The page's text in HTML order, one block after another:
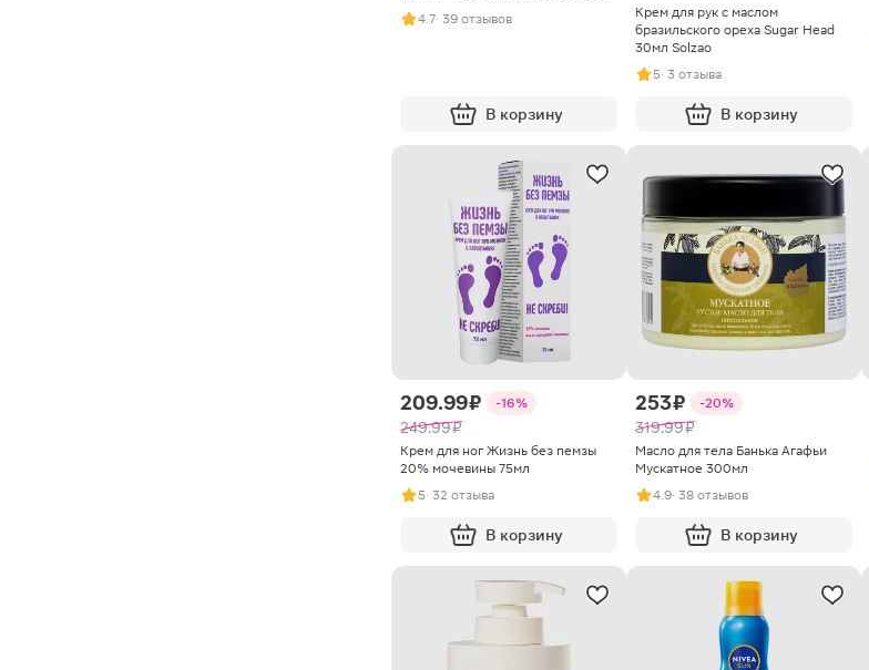
4.7· 39 отзывов
В корзину
Крем для рук с маслом
бразильского ореха Sugar Head
30мл Solzao
5· 3 отзыва
В корзину
209.99 ₽ -16%
249.99 ₽
Крем для ног Жизнь без пемзы
20% мочевины 75мл
5· 32 отзыва
В корзину
253 ₽ -20%
319.99 ₽
Масло для тела Банька Агафьи
Мускатное 300мл
4.9· 38 отзывов
В корзину